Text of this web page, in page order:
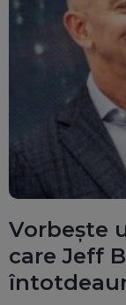
Vorbește
care Jeff